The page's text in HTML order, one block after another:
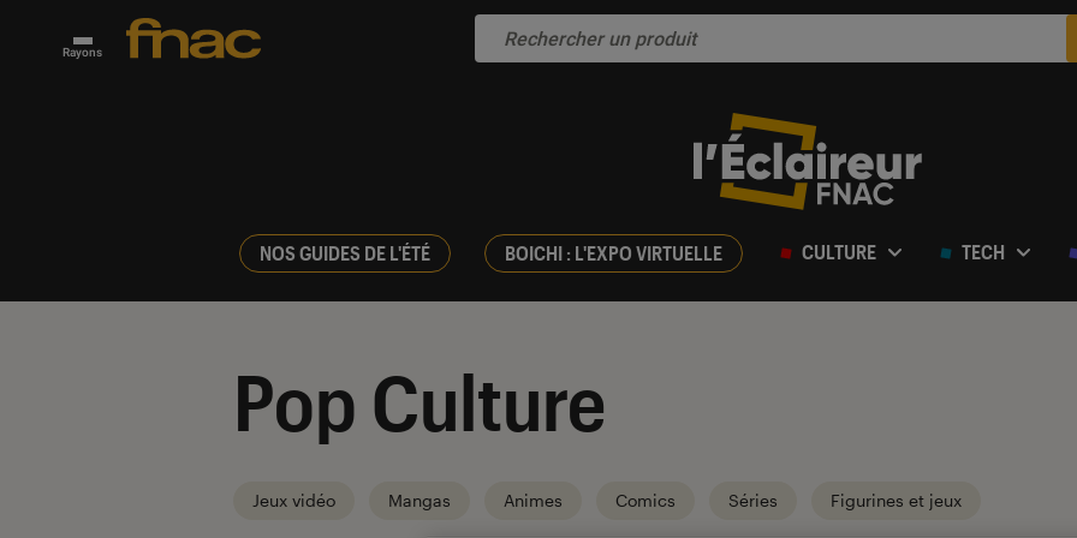
Rayons
NOS GUIDES DE L'ÉTÉ BOICHI : L'EXPO VIRTUELLE CULTURE TECH
Pop Culture
Jeux vidéo Mangas Animes Comics Séries Figurines et jeux